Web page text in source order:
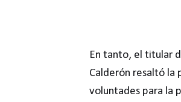
En tanto, el titular
Calderón resaltó la
voluntades para la